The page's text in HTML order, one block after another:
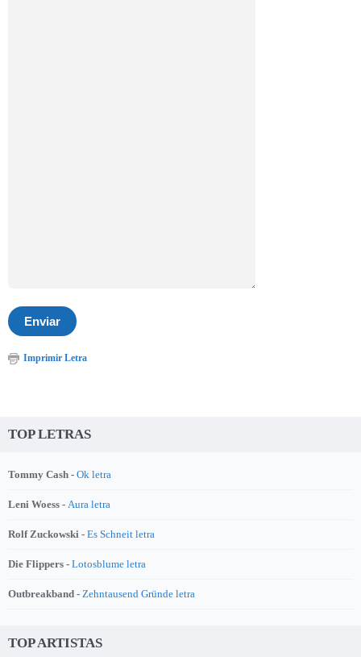
Imprimir Letra
TOP LETRAS
Tommy Cash - Ok letra
Leni Woess - Aura letra
Rolf Zuckowski - Es Schneit letra
Die Flippers - Lotosblume letra
Outbreakband - Zehntausend Gründe letra
TOP ARTISTAS